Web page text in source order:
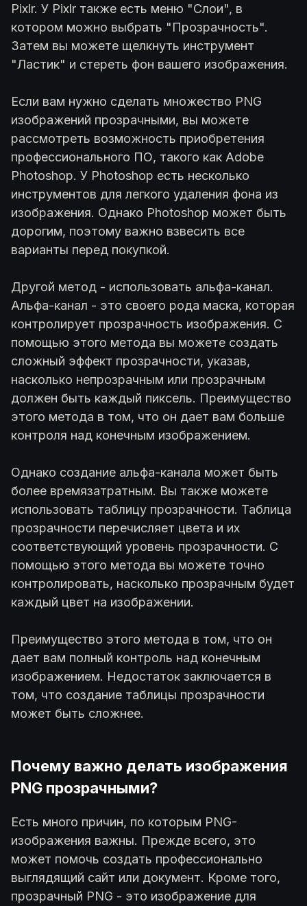
Pixlr. У Pixlr также есть меню "Слои", в
котором можно выбрать "Прозрачность".
Затем вы можете щелкнуть инструмент
"Ластик" и стереть фон вашего изображения.
Если вам нужно сделать множество PNG
изображений прозрачными, вы можете
рассмотреть возможность приобретения
профессионального ПО, такого как Adobe
Photoshop. У Photoshop есть несколько
инструментов для легкого удаления фона из
изображения. Однако Photoshop может быть
дорогим, поэтому важно взвесить все
варианты перед покупкой.
Другой метод - использовать альфа-канал.
Альфа-канал - это своего рода маска, которая
контролирует прозрачность изображения. С
помощью этого метода вы можете создать
сложный эффект прозрачности, указав,
насколько непрозрачным или прозрачным
должен быть каждый пиксель. Преимущество
этого метода в том, что он дает вам больше
контроля над конечным изображением.
Однако создание альфа-канала может быть
более времязатратным. Вы также можете
использовать таблицу прозрачности. Таблица
прозрачности перечисляет цвета и их
соответствующий уровень прозрачности. С
помощью этого метода вы можете точно
контролировать, насколько прозрачным будет
каждый цвет на изображении.
Преимущество этого метода в том, что он
дает вам полный контроль над конечным
изображением. Недостаток заключается в
том, что создание таблицы прозрачности
может быть сложнее.
Почему важно делать изображения
PNG прозрачными?
Есть много причин, по которым PNG-
изображения важны. Прежде всего, это
может помочь создать профессионально
выглядящий сайт или документ. Кроме того,
прозрачный PNG - это изображение для